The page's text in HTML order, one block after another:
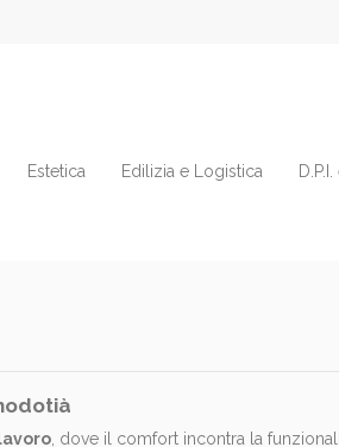
Estetica Edilizia e Logistica
, dove il comfort incontra la